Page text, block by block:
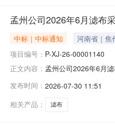
孟州公司2026年6月滤布
中标｜中标通知 河南省｜焦
项目编号： P-XJ-26-00001140
正文内容： 孟州公司2026年6月
保滤材有限公司中选
发布时间： 2026-07-30 11:51
相关产品：
滤布